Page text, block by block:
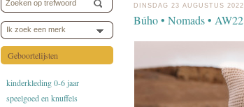
Ik zoek een merk
Geboortelijsten
kinderkleding 0-6 jaar
speelgoed en knuffels
DINSDAG 23 AUGUSTUS 2022
Búho • Nomads • AW22